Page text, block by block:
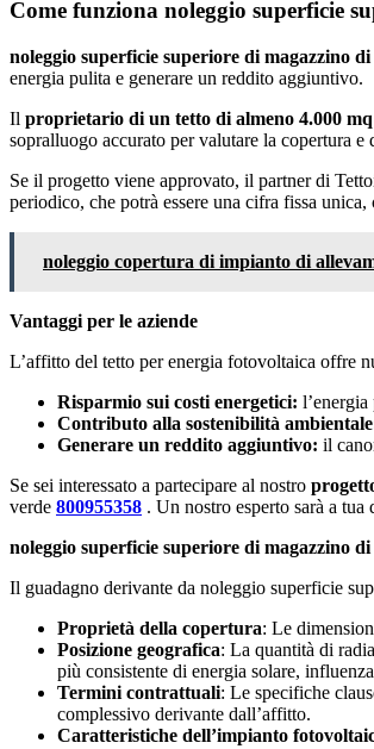
Come funziona noleggio superficie
noleggio superficie superiore di magazzino
energia pulita e generare un reddito aggiuntivo.
Il proprietario di un tetto di almeno 4.000 mq
sopralluogo accurato per valutare la copertura
Se il progetto viene approvato, il partner di
periodico, che potrà essere una cifra fissa
noleggio copertura di impianto di
Vantaggi per le aziende
L’affitto del tetto per energia fotovoltaica offre
Risparmio sui costi energetici:
Contributo alla sostenibilità
Generare un reddito aggiuntivo: il
Se sei interessato a partecipare al nostro
verde 800955358 . Un nostro esperto sarà a
noleggio superficie superiore di magazzino
Il guadagno derivante da noleggio superficie
Proprietà della copertura: Le
Posizione geografica: La quantità di
più consistente di energia solare,
Termini contrattuali: Le specifiche
complessivo derivante dall’affitto.
Caratteristiche dell’impianto